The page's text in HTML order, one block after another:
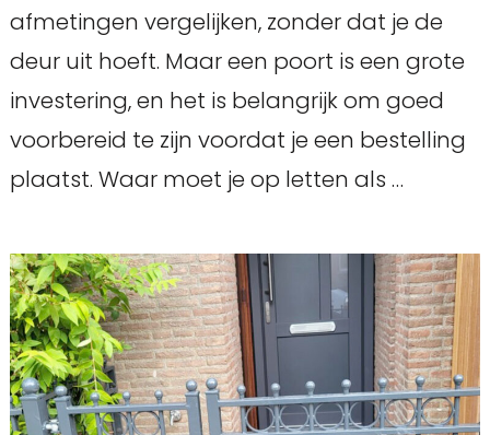
afmetingen vergelijken, zonder dat je de
deur uit hoeft. Maar een poort is een grote
investering, en het is belangrijk om goed
voorbereid te zijn voordat je een bestelling
plaatst. Waar moet je op letten als …